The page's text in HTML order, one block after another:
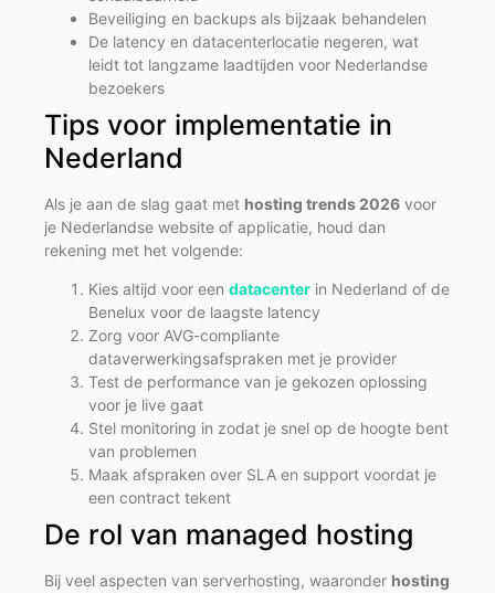
Beveiliging en backups als bijzaak behandelen
De latency en datacenterlocatie negeren, wat
leidt tot langzame laadtijden voor Nederlandse
bezoekers
Tips voor implementatie in
Nederland
Als je aan de slag gaat met hosting trends 2026 voor
je Nederlandse website of applicatie, houd dan
rekening met het volgende:
Kies altijd voor een datacenter in Nederland of de
Benelux voor de laagste latency
Zorg voor AVG-compliante
dataverwerkingsafspraken met je provider
Test de performance van je gekozen oplossing
voor je live gaat
Stel monitoring in zodat je snel op de hoogte bent
van problemen
Maak afspraken over SLA en support voordat je
een contract tekent
De rol van managed hosting
Bij veel aspecten van serverhosting, waaronder hosting